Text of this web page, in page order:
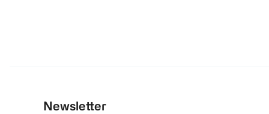
Newsletter